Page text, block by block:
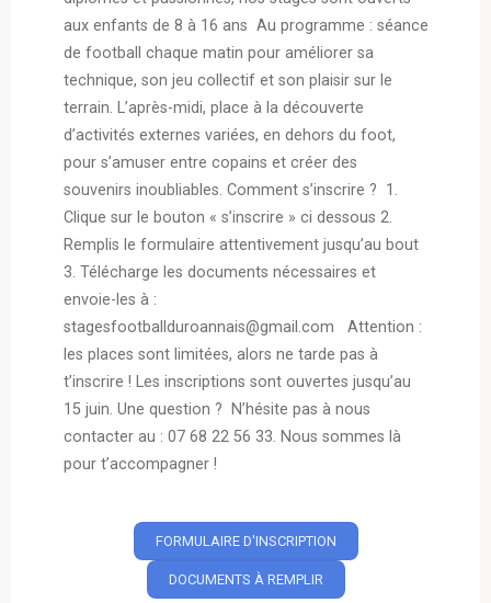
aux enfants de 8 à 16 ans Au programme : séance
de football chaque matin pour améliorer sa
technique, son jeu collectif et son plaisir sur le
terrain. L’après-midi, place à la découverte
d’activités externes variées, en dehors du foot,
pour s’amuser entre copains et créer des
souvenirs inoubliables. Comment s’inscrire ? 1.
Clique sur le bouton « s’inscrire » ci dessous 2.
Remplis le formulaire attentivement jusqu’au bout
3. Télécharge les documents nécessaires et
envoie-les à :
stagesfootballduroannais@gmail.com Attention :
les places sont limitées, alors ne tarde pas à
t’inscrire ! Les inscriptions sont ouvertes jusqu’au
15 juin. Une question ? N’hésite pas à nous
contacter au : 07 68 22 56 33. Nous sommes là
pour t’accompagner !
FORMULAIRE D'INSCRIPTION
DOCUMENTS À REMPLIR